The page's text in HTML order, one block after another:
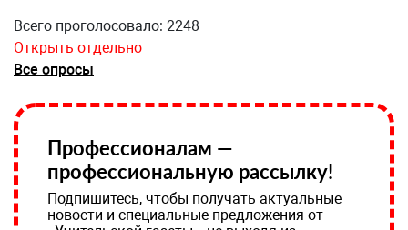
Всего проголосовало: 2248
Открыть отдельно
Все опросы
Профессионалам —
профессиональную рассылку!
Подпишитесь, чтобы получать актуальные
новости и специальные предложения от